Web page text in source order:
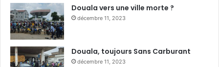
Douala vers une ville morte ?
décembre 11, 2023
Douala, toujours Sans Carburant
décembre 11, 2023